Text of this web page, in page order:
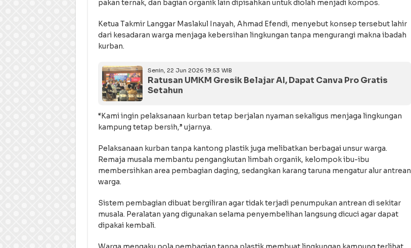
pakan ternak, dan bagian organik lain dipisahkan untuk diolah menjadi kompos.
Ketua Takmir Langgar Maslakul Inayah, Ahmad Efendi, menyebut konsep tersebut lahir
dari kesadaran warga menjaga kebersihan lingkungan tanpa mengurangi makna ibadah
kurban.
Senin, 22 Jun 2026 19:53 WIB
Ratusan UMKM Gresik Belajar AI, Dapat Canva Pro Gratis
Setahun
“Kami ingin pelaksanaan kurban tetap berjalan nyaman sekaligus menjaga lingkungan
kampung tetap bersih,” ujarnya.
Pelaksanaan kurban tanpa kantong plastik juga melibatkan berbagai unsur warga.
Remaja musala membantu pengangkutan limbah organik, kelompok ibu-ibu
membersihkan area pembagian daging, sedangkan karang taruna mengatur alur antrean
warga.
Sistem pembagian dibuat bergiliran agar tidak terjadi penumpukan antrean di sekitar
musala. Peralatan yang digunakan selama penyembelihan langsung dicuci agar dapat
dipakai kembali.